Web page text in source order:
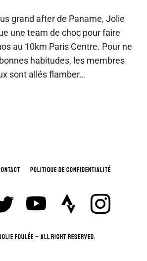
grand after de Paname, Jolie
une team de choc pour faire
au 10km Paris Centre. Pour ne
habitudes, les membres
sont allés flamber…
POLITIQUE DE CONFIDENTIALITÉ
FOULÉE – ALL RIGHT RESERVED.